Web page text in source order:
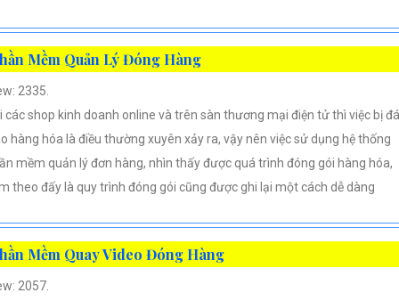
Mềm Quản Lý Đóng Hàng
2335.
các shop kinh doanh online và trên sàn thương mại điện tử thì việc bị
hàng hóa là điều thường xuyên xảy ra, vậy nên việc sử dụng hệ thống
mềm quản lý đơn hàng, nhìn thấy được quá trình đóng gói hàng hóa,
theo đấy là quy trình đóng gói cũng được ghi lại một cách dễ dàng
Mềm Quay Video Đóng Hàng
2057.